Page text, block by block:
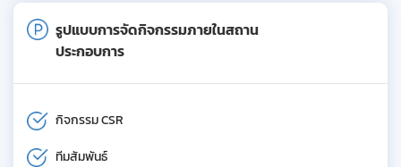
รูปแบบการจัดกิจกรรมภายในสถาน
ประกอบการ
กิจกรรม CSR
ทีมสัมพันธ์